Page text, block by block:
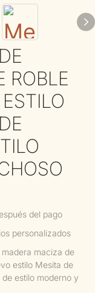
ROBLE
del pago
personalizados
maciza de
estilo Mesita de
estilo moderno y